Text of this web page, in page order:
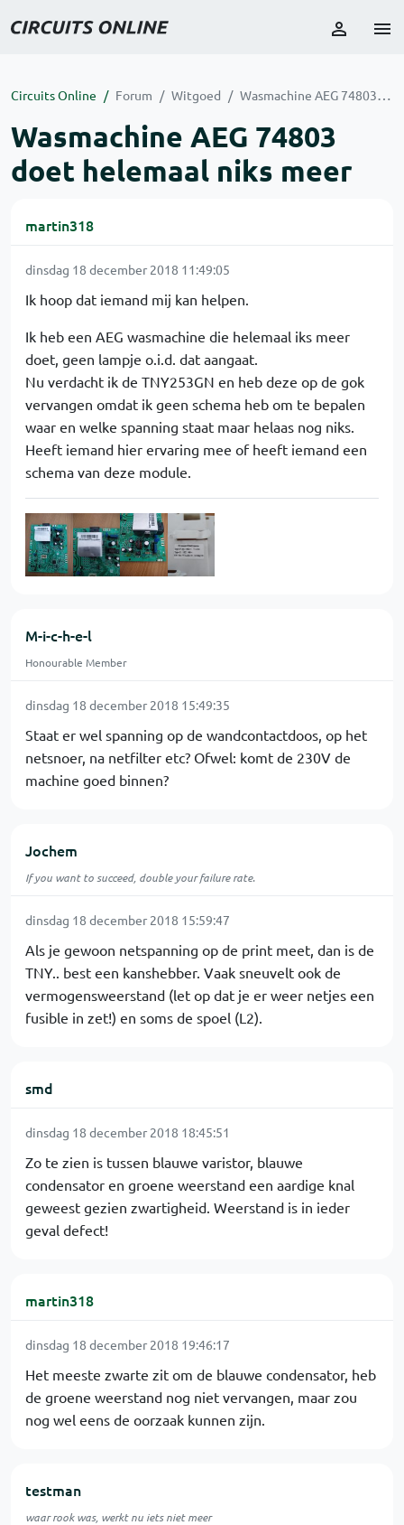
Circuits Online Forum Witgoed Wasmachine AEG 74803 doet helemaal niks meer
Wasmachine AEG 74803
doet helemaal niks meer
martin318
dinsdag 18 december 2018 11:49:05
Ik hoop dat iemand mij kan helpen.
Ik heb een AEG wasmachine die helemaal iks meer
doet, geen lampje o.i.d. dat aangaat.
Nu verdacht ik de TNY253GN en heb deze op de gok
vervangen omdat ik geen schema heb om te bepalen
waar en welke spanning staat maar helaas nog niks.
Heeft iemand hier ervaring mee of heeft iemand een
schema van deze module.
M-i-c-h-e-l
Honourable Member
dinsdag 18 december 2018 15:49:35
Staat er wel spanning op de wandcontactdoos, op het
netsnoer, na netfilter etc? Ofwel: komt de 230V de
machine goed binnen?
Jochem
If you want to succeed, double your failure rate.
dinsdag 18 december 2018 15:59:47
Als je gewoon netspanning op de print meet, dan is de
TNY.. best een kanshebber. Vaak sneuvelt ook de
vermogensweerstand (let op dat je er weer netjes een
fusible in zet!) en soms de spoel (L2).
smd
dinsdag 18 december 2018 18:45:51
Zo te zien is tussen blauwe varistor, blauwe
condensator en groene weerstand een aardige knal
geweest gezien zwartigheid. Weerstand is in ieder
geval defect!
martin318
dinsdag 18 december 2018 19:46:17
Het meeste zwarte zit om de blauwe condensator, heb
de groene weerstand nog niet vervangen, maar zou
nog wel eens de oorzaak kunnen zijn.
testman
waar rook was, werkt nu iets niet meer